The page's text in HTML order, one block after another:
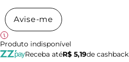
Avise-me
Produto indisponível
Receba atéR$ 5,19de cashback